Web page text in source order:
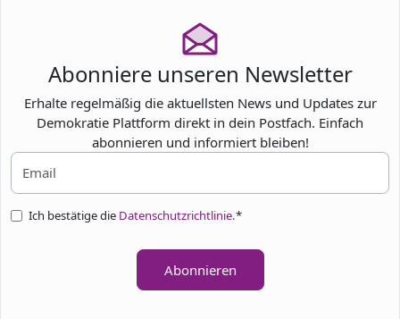
Abonniere unseren Newsletter
Erhalte regelmäßig die aktuellsten News und Updates zur
Demokratie Plattform direkt in dein Postfach. Einfach
abonnieren und informiert bleiben!
Ich bestätige die Datenschutzrichtlinie.*
Abonnieren